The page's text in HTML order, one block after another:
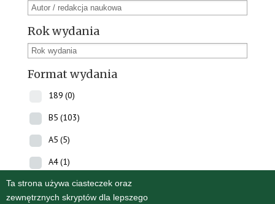
Ta strona używa ciasteczek oraz
zewnętrznych skryptów dla lepszego
Rok wydania
Format wydania
189 (0)
B5 (103)
A5 (5)
A4(1)